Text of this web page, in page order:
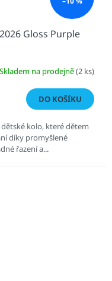
2026 Gloss Purple
Skladem na prodejně(2 ks)
DO KOŠÍKU
dětské kolo, které dětem
díky promyšlené
řazení a...